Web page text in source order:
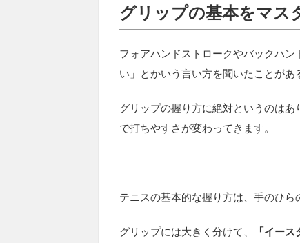
グリップの基本をマス
フォアハンドストロークやバックハ
い」とかいう言い方を聞いたことがあ
グリップの握り方に絶対というのは
で打ちやすさが変わってきます。
テニスの基本的な握り方は、 手のひら
グリップには大きく分けて、
「イー